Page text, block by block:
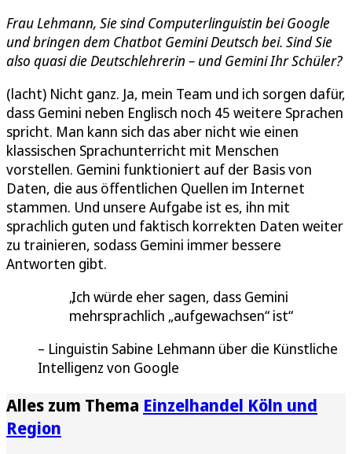
Frau Lehmann, Sie sind Computerlinguistin bei Google
und bringen dem Chatbot Gemini Deutsch bei. Sind Sie
also quasi die Deutschlehrerin – und Gemini Ihr Schüler?
(lacht) Nicht ganz. Ja, mein Team und ich sorgen dafür,
dass Gemini neben Englisch noch 45 weitere Sprachen
spricht. Man kann sich das aber nicht wie einen
klassischen Sprachunterricht mit Menschen
vorstellen. Gemini funktioniert auf der Basis von
Daten, die aus öffentlichen Quellen im Internet
stammen. Und unsere Aufgabe ist es, ihn mit
sprachlich guten und faktisch korrekten Daten weiter
zu trainieren, sodass Gemini immer bessere
Antworten gibt.
Ich würde eher sagen, dass Gemini
mehrsprachlich „aufgewachsen“ ist
Linguistin Sabine Lehmann über die Künstliche
Intelligenz von Google
Alles zum Thema Einzelhandel Köln und
Region